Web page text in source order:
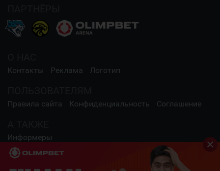
Контакты Реклама Логотип
Правила сайта Конфиденциальность Соглашение
Информеры
СОЦИАЛЬНЫЕ СЕТИ